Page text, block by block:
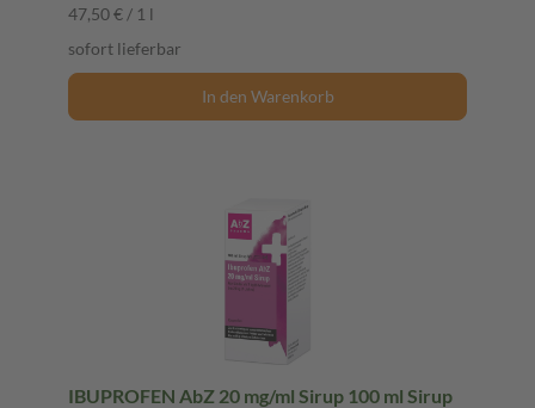
47,50 € / 1 l
sofort lieferbar
In den Warenkorb
IBUPROFEN AbZ 20 mg/ml Sirup 100 ml Sirup